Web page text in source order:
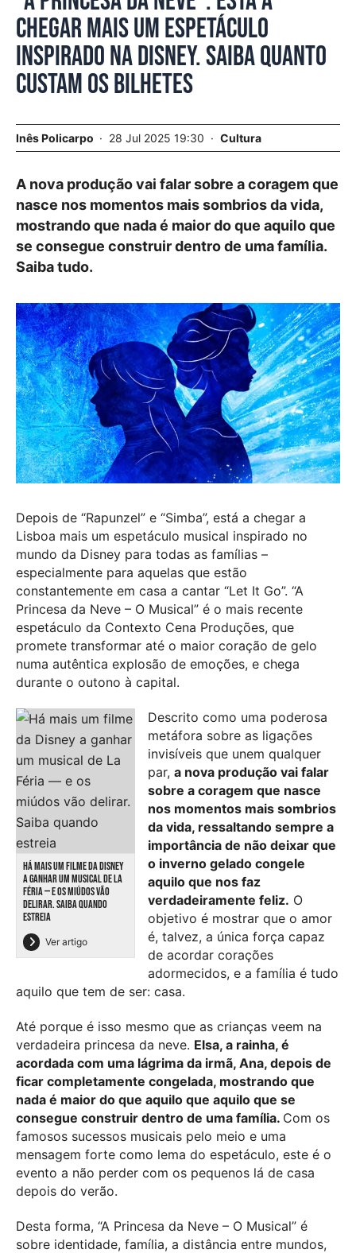
chegar mais um espetáculo
inspirado na Disney. Saiba quanto
custam os bilhetes
Inês Policarpo 28 Jul 2025 19:30 Cultura
A nova produção vai falar sobre a coragem que
nasce nos momentos mais sombrios da vida,
mostrando que nada é maior do que aquilo que
se consegue construir dentro de uma família.
Saiba tudo.
Depois de “Rapunzel” e “Simba”, está a chegar a
Lisboa mais um espetáculo musical inspirado no
mundo da Disney para todas as famílias –
especialmente para aquelas que estão
constantemente em casa a cantar “Let It Go”. “A
Princesa da Neve – O Musical” é o mais recente
espetáculo da Contexto Cena Produções, que
promete transformar até o maior coração de gelo
numa autêntica explosão de emoções, e chega
durante o outono à capital.
HÁ MAIS UM FILME DA DISNEY
A GANHAR UM MUSICAL DE LA
FÉRIA — E OS MIÚDOS VÃO
DELIRAR. SAIBA QUANDO
ESTREIA
Ver artigo
Descrito como uma poderosa
metáfora sobre as ligações
invisíveis que unem qualquer
par, a nova produção vai falar
sobre a coragem que nasce
nos momentos mais sombrios
da vida, ressaltando sempre a
importância de não deixar que
o inverno gelado congele
aquilo que nos faz
verdadeiramente feliz. O
objetivo é mostrar que o amor
é, talvez, a única força capaz
de acordar corações
adormecidos, e a família é tudo
aquilo que tem de ser: casa.
Até porque é isso mesmo que as crianças veem na
verdadeira princesa da neve. Elsa, a rainha, é
acordada com uma lágrima da irmã, Ana, depois de
ficar completamente congelada, mostrando que
nada é maior do que aquilo que aquilo que se
consegue construir dentro de uma família. Com os
famosos sucessos musicais pelo meio e uma
mensagem forte como lema do espetáculo, este é o
evento a não perder com os pequenos lá de casa
depois do verão.
Desta forma, “A Princesa da Neve – O Musical” é
sobre identidade, família, a distância entre mundos,